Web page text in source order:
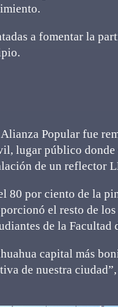
a fomentar la
Popular fue
lugar público
de un reflector
80 por ciento de la
el resto de
de la Facultad
capital más
de nuestra